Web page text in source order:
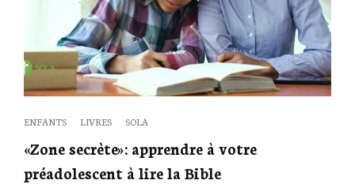
Categories
ENFANTS LIVRES SOLA
«Zone secrète»: apprendre à votre
préadolescent à lire la Bible